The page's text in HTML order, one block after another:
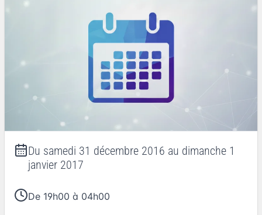
Du samedi 31 décembre 2016 au dimanche 1
janvier 2017
De 19h00 à 04h00